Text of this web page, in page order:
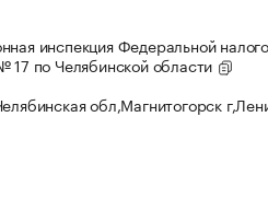
инспекция Федеральной
по Челябинской области
обл,Магнитогорск